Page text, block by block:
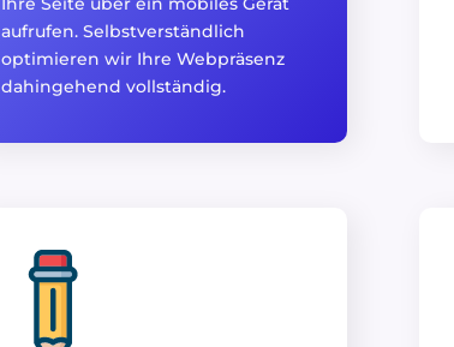
aufrufen. Selbstverständlich
optimieren wir Ihre Webpräsenz
dahingehend vollständig.